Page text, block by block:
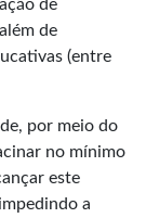
de
de
(entre
por meio do
no mínimo
este
a